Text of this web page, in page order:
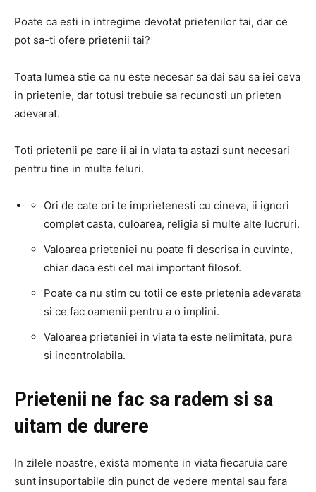
Poate ca esti in intregime devotat prietenilor tai, dar ce
pot sa-ti ofere prietenii tai?
Toata lumea stie ca nu este necesar sa dai sau sa iei ceva
in prietenie, dar totusi trebuie sa recunosti un prieten
adevarat.
Toti prietenii pe care ii ai in viata ta astazi sunt necesari
pentru tine in multe feluri.
Ori de cate ori te imprietenesti cu cineva, ii ignori
complet casta, culoarea, religia si multe alte lucruri.
Valoarea prieteniei nu poate fi descrisa in cuvinte,
chiar daca esti cel mai important filosof.
Poate ca nu stim cu totii ce este prietenia adevarata
si ce fac oamenii pentru a o implini.
Valoarea prieteniei in viata ta este nelimitata, pura
si incontrolabila.
Prietenii ne fac sa radem si sa
uitam de durere
In zilele noastre, exista momente in viata fiecaruia care
sunt insuportabile din punct de vedere mental sau fara